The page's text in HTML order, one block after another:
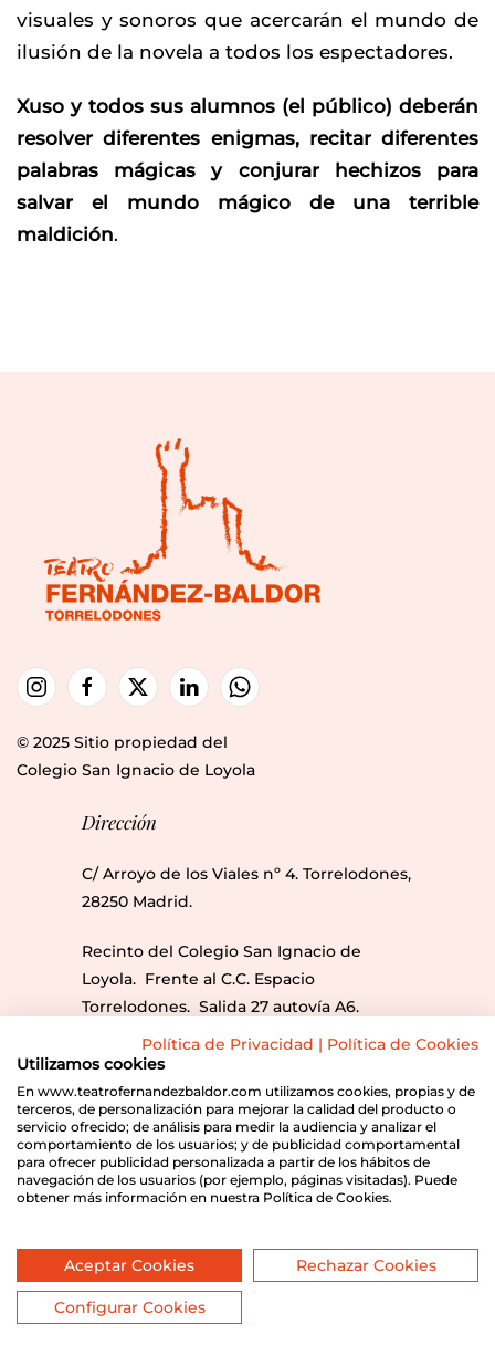
visuales y sonoros que acercarán el mundo de
ilusión de la novela a todos los espectadores.
Xuso y todos sus alumnos (el público) deberán
resolver diferentes enigmas, recitar diferentes
palabras mágicas y conjurar hechizos para
salvar el mundo mágico de una terrible
maldición.
© 2025 Sitio propiedad del
Colegio San Ignacio de Loyola
Dirección
C/ Arroyo de los Viales nº 4. Torrelodones,
28250 Madrid.
Recinto del Colegio San Ignacio de
Loyola. Frente al C.C. Espacio
Torrelodones. Salida 27 autovía A6.
Líneas Bus: 612, 613, 686, 686A y 685.
Envíanos un correo
info@teatrofernandezbaldor.com
Aviso legal
Política de cookies
Política de Privacidad | Política de Cookies
Utilizamos cookies
En www.teatrofernandezbaldor.com utilizamos cookies, propias y de
terceros, de personalización para mejorar la calidad del producto o
servicio ofrecido; de análisis para medir la audiencia y analizar el
comportamiento de los usuarios; y de publicidad comportamental
para ofrecer publicidad personalizada a partir de los hábitos de
navegación de los usuarios (por ejemplo, páginas visitadas). Puede
obtener más información en nuestra Política de Cookies.
Aceptar Cookies Rechazar Cookies
Configurar Cookies